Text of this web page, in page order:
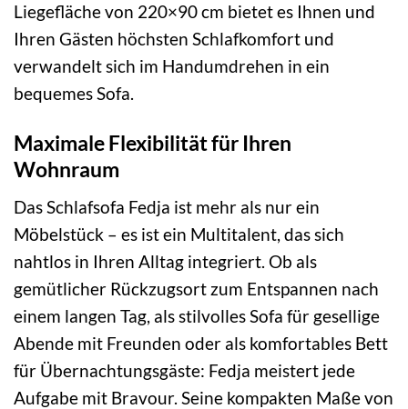
Liegefläche von 220×90 cm bietet es Ihnen und
Ihren Gästen höchsten Schlafkomfort und
verwandelt sich im Handumdrehen in ein
bequemes Sofa.
Maximale Flexibilität für Ihren
Wohnraum
Das Schlafsofa Fedja ist mehr als nur ein
Möbelstück – es ist ein Multitalent, das sich
nahtlos in Ihren Alltag integriert. Ob als
gemütlicher Rückzugsort zum Entspannen nach
einem langen Tag, als stilvolles Sofa für gesellige
Abende mit Freunden oder als komfortables Bett
für Übernachtungsgäste: Fedja meistert jede
Aufgabe mit Bravour. Seine kompakten Maße von